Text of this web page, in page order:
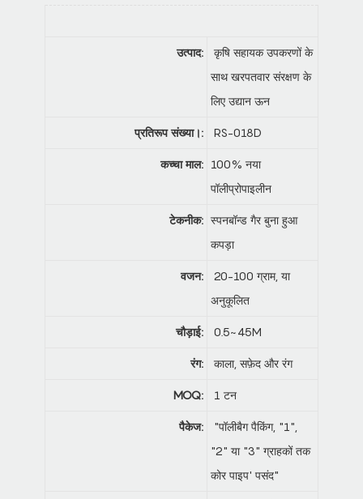
उत्पाद:
कृषि सहायक उपकरणों के
साथ खरपतवार संरक्षण के
लिए उद्यान ऊन
प्रतिरूप संख्या।: RS-018D
कच्चा माल: 100% नया
पॉलीप्रोपाइलीन
टेकनीक: स्पनबॉन्ड गैर बुना हुआ
कपड़ा
वजन:
20-100 ग्राम, या
अनुकूलित
चौड़ाई: 0.5~45M
रंग: काला, सफ़ेद और रंग
MOQ: 1 टन
पैकेज:
"पॉलीबैग पैकिंग, "1",
"2" या "3" ग्राहकों तक
कोर पाइप' पसंद"